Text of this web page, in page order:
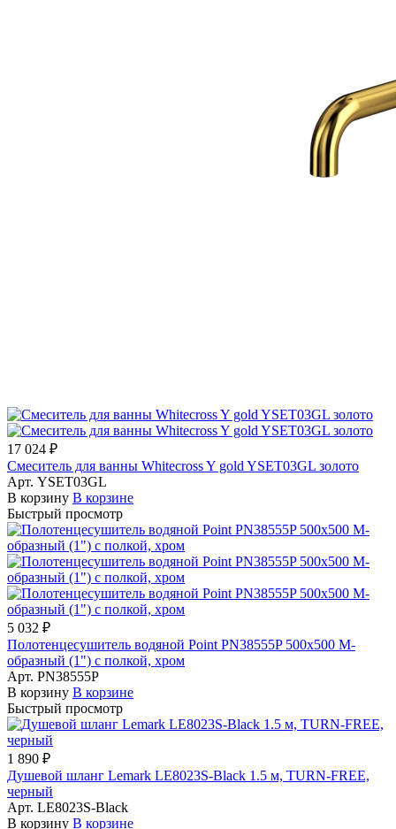
17 024 ₽
Смеситель для ванны Whitecross Y gold YSET03GL золото
Арт. YSET03GL
В корзину В корзине
Быстрый просмотр
5 032 ₽
Полотенцесушитель водяной Point PN38555P 500x500 М-
образный (1") с полкой, хром
Арт. PN38555P
В корзину В корзине
Быстрый просмотр
1 890 ₽
Душевой шланг Lemark LE8023S-Black 1.5 м, TURN-FREE,
черный
Арт. LE8023S-Black
В корзину В корзине